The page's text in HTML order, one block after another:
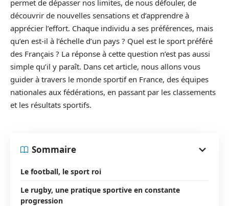
permet de dépasser nos limites, de nous défouler, de
découvrir de nouvelles sensations et d’apprendre à
apprécier l’effort. Chaque individu a ses préférences, mais
qu’en est-il à l’échelle d’un pays ? Quel est le sport préféré
des Français ? La réponse à cette question n’est pas aussi
simple qu’il y paraît. Dans cet article, nous allons vous
guider à travers le monde sportif en France, des équipes
nationales aux fédérations, en passant par les classements
et les résultats sportifs.
Sommaire
Le football, le sport roi
Le rugby, une pratique sportive en constante
progression